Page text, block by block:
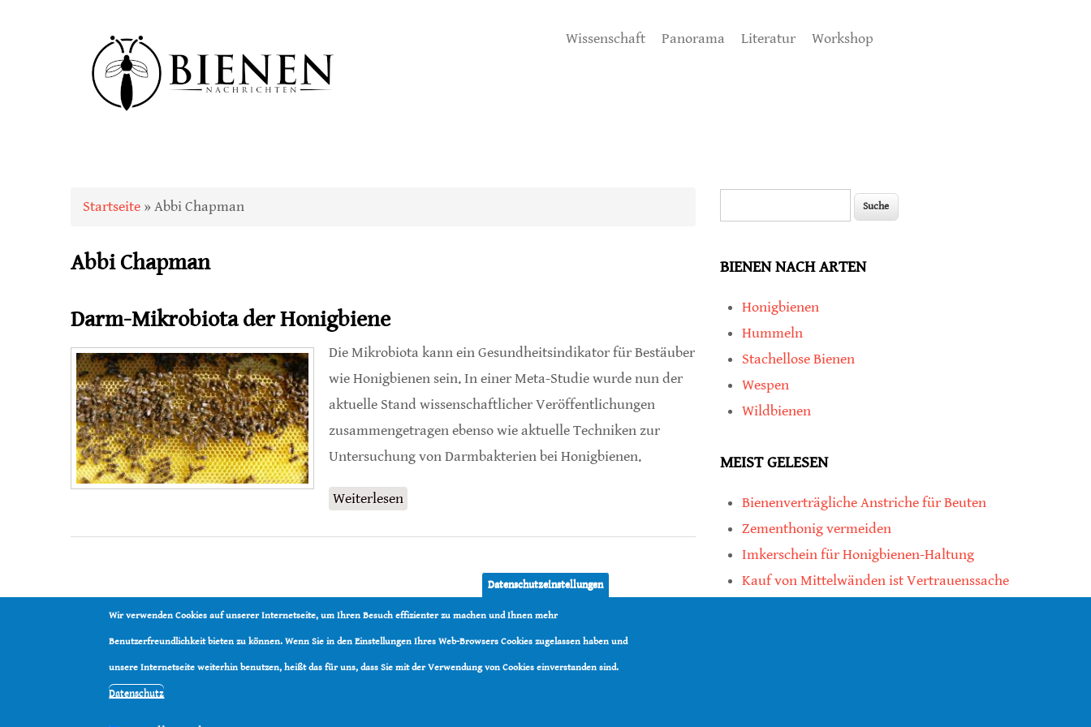
Wissenschaft Panorama Literatur Workshop
Sie sind hier
Startseite » Abbi Chapman
Abbi Chapman
Darm-Mikrobiota der Honigbiene
Die Mikrobiota kann ein Gesundheitsindikator für Bestäuber
wie Honigbienen sein. In einer Meta-Studie wurde nun der
aktuelle Stand wissenschaftlicher Veröffentlichungen
zusammengetragen ebenso wie aktuelle Techniken zur
Untersuchung von Darmbakterien bei Honigbienen.
Weiterlesen
BIENEN NACH ARTEN
Honigbienen
Hummeln
Stachellose Bienen
Wespen
Wildbienen
MEIST GELESEN
Bienenverträgliche Anstriche für Beuten
Zementhonig vermeiden
Imkerschein für Honigbienen-Haltung
Kauf von Mittelwänden ist Vertrauenssache
Datenschutzeinstellungen
Wir verwenden Cookies auf unserer Internetseite, um Ihren Besuch effizienter zu machen und Ihnen mehr
Benutzerfreundlichkeit bieten zu können. Wenn Sie in den Einstellungen Ihres Web-Browsers Cookies zugelassen haben und
unsere Internetseite weiterhin benutzen, heißt das für uns, dass Sie mit der Verwendung von Cookies einverstanden sind.
Datenschutz